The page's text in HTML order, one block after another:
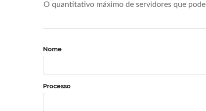
O quantitativo máximo de servidores que
Nome
Processo